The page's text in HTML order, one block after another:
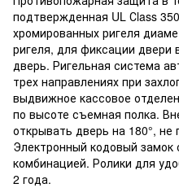
подтвержденная UL Сlass
хромированных ригеля
ригеля, для фиксации двери
дверь. Ригельная система
трех направлениях при
выдвижное кассовое
по высоте съемная полка.
открывать дверь на 180°,
Электронный кодовый замок
комбинацией. Ролики для
2 года.